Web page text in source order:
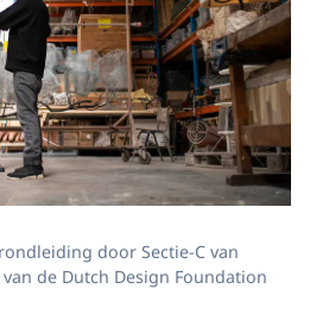
door Sectie-C van
de Dutch Design Foundation